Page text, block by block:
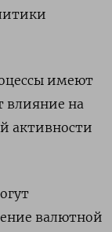
имеют
влияние на
активности
валютной